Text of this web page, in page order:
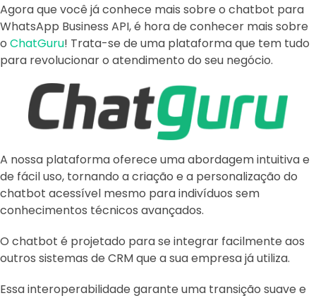
Agora que você já conhece mais sobre o chatbot para
WhatsApp Business API, é hora de conhecer mais sobre
o ChatGuru! Trata-se de uma plataforma que tem tudo
para revolucionar o atendimento do seu negócio.
A nossa plataforma oferece uma abordagem intuitiva e
de fácil uso, tornando a criação e a personalização do
chatbot acessível mesmo para indivíduos sem
conhecimentos técnicos avançados.
O chatbot é projetado para se integrar facilmente aos
outros sistemas de CRM que a sua empresa já utiliza.
Essa interoperabilidade garante uma transição suave e